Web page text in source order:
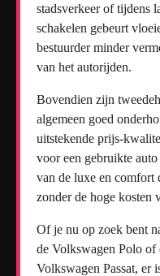
stadsverkeer of tijdens
schakelen gebeurt
bestuurder minder
van het autorijden.
Bovendien zijn
algemeen goed
uitstekende prijs-
voor een gebruikte
van de luxe en comfort
zonder de hoge kosten
Of je nu op zoek bent
de Volkswagen Polo of
Volkswagen Passat, er